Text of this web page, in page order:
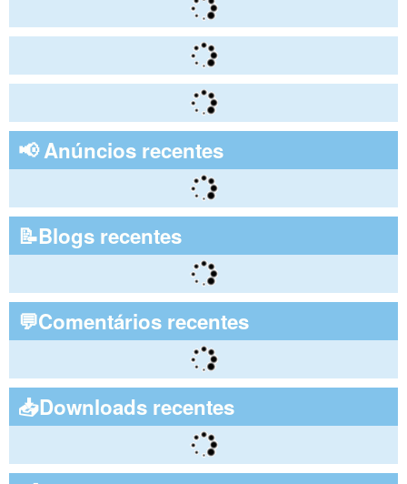
📢 Anúncios recentes
📝Blogs recentes
💬Comentários recentes
📥Downloads recentes